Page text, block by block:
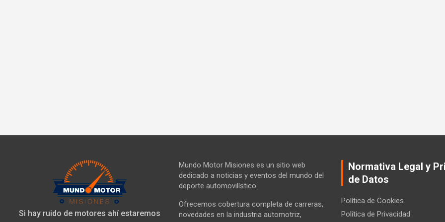
Si hay ruido de motores ahí estaremos
Mundo Motor Misiones es un sitio web
dedicado a noticias y eventos del mundo del
deporte automovilístico.
Ofrecemos cobertura completa de carreras,
novedades en la industria automotriz,
Normativa Legal y
de Datos
Política de Cookies
Política de Privacidad